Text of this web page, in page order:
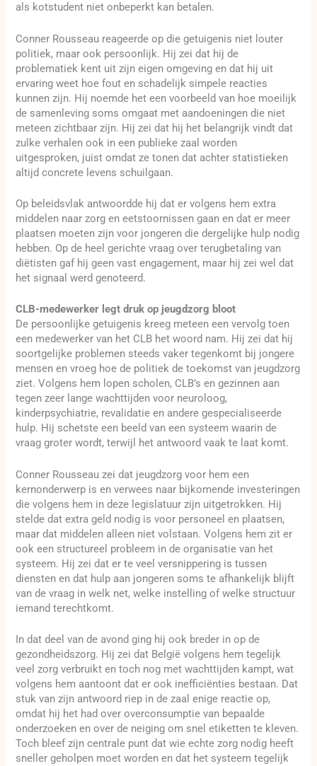
als kotstudent niet onbeperkt kan betalen.
Conner Rousseau reageerde op die getuigenis niet louter
politiek, maar ook persoonlijk. Hij zei dat hij de
problematiek kent uit zijn eigen omgeving en dat hij uit
ervaring weet hoe fout en schadelijk simpele reacties
kunnen zijn. Hij noemde het een voorbeeld van hoe moeilijk
de samenleving soms omgaat met aandoeningen die niet
meteen zichtbaar zijn. Hij zei dat hij het belangrijk vindt dat
zulke verhalen ook in een publieke zaal worden
uitgesproken, juist omdat ze tonen dat achter statistieken
altijd concrete levens schuilgaan.
Op beleidsvlak antwoordde hij dat er volgens hem extra
middelen naar zorg en eetstoornissen gaan en dat er meer
plaatsen moeten zijn voor jongeren die dergelijke hulp nodig
hebben. Op de heel gerichte vraag over terugbetaling van
diëtisten gaf hij geen vast engagement, maar hij zei wel dat
het signaal werd genoteerd.
CLB-medewerker legt druk op jeugdzorg bloot
De persoonlijke getuigenis kreeg meteen een vervolg toen
een medewerker van het CLB het woord nam. Hij zei dat hij
soortgelijke problemen steeds vaker tegenkomt bij jongere
mensen en vroeg hoe de politiek de toekomst van jeugdzorg
ziet. Volgens hem lopen scholen, CLB’s en gezinnen aan
tegen zeer lange wachttijden voor neuroloog,
kinderpsychiatrie, revalidatie en andere gespecialiseerde
hulp. Hij schetste een beeld van een systeem waarin de
vraag groter wordt, terwijl het antwoord vaak te laat komt.
Conner Rousseau zei dat jeugdzorg voor hem een
kernonderwerp is en verwees naar bijkomende investeringen
die volgens hem in deze legislatuur zijn uitgetrokken. Hij
stelde dat extra geld nodig is voor personeel en plaatsen,
maar dat middelen alleen niet volstaan. Volgens hem zit er
ook een structureel probleem in de organisatie van het
systeem. Hij zei dat er te veel versnippering is tussen
diensten en dat hulp aan jongeren soms te afhankelijk blijft
van de vraag in welk net, welke instelling of welke structuur
iemand terechtkomt.
In dat deel van de avond ging hij ook breder in op de
gezondheidszorg. Hij zei dat België volgens hem tegelijk
veel zorg verbruikt en toch nog met wachttijden kampt, wat
volgens hem aantoont dat er ook inefficiënties bestaan. Dat
stuk van zijn antwoord riep in de zaal enige reactie op,
omdat hij het had over overconsumptie van bepaalde
onderzoeken en over de neiging om snel etiketten te kleven.
Toch bleef zijn centrale punt dat wie echte zorg nodig heeft
sneller geholpen moet worden en dat het systeem tegelijk